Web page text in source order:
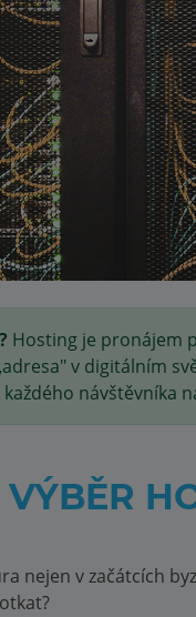
Hosting je pronájem
v digitálním
návštěvníka
VÝBĚR
nejen v začátcích